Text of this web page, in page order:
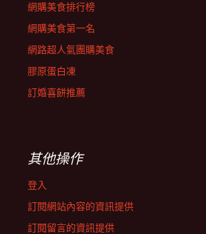
網購美食排行榜
網購美食第一名
網路超人氣團購美食
膠原蛋白凍
訂婚喜餅推薦
其他操作
登入
訂閱網站內容的資訊提供
訂閱留言的資訊提供